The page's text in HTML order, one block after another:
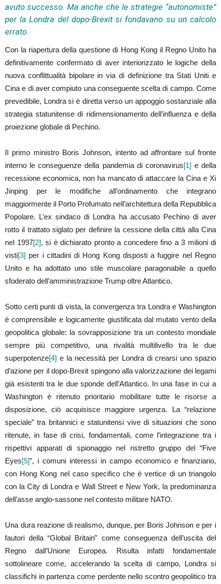
avuto successo. Ma anche che le strategie “autonomiste”
per la Londra del dopo-Brexit si fondavano su un calcolo
errato.
Con la riapertura della questione di Hong Kong il Regno Unito ha
definitivamente confermato di aver interiorizzato le logiche della
nuova conflittualità bipolare in via di definizione tra Stati Uniti e
Cina e di aver compiuto una conseguente scelta di campo. Come
prevedibile, Londra si è diretta verso un appoggio sostanziale alla
strategia statunitense di ridimensionamento dell’influenza e della
proiezione globale di Pechino.
Il primo ministro Boris Johnson, intento ad affrontare sul fronte
interno le conseguenze della pandemia di coronavirus[1]e della
recessione economica, non ha mancato di attaccare la Cina e Xi
Jinping per le modifiche all’ordinamento che integrano
maggiormente il Porto Profumato nell’architettura della Repubblica
Popolare. L’ex sindaco di Londra ha accusato Pechino di aver
rotto il trattato siglato per definire la cessione della città alla Cina
nel 1997[2], si è dichiarato pronto a concedere fino a 3 milioni di
visti[3] per i cittadini di Hong Kong disposti a fuggire nel Regno
Unito e ha adottato uno stile muscolare paragonabile a quello
sfoderato dell’amministrazione Trump oltre Atlantico.
Sotto certi punti di vista, la convergenza tra Londra e Washington
è comprensibile e logicamente giustificata dal mutato vento della
geopolitica globale: la sovrapposizione tra un contesto mondiale
sempre più competitivo, una rivalità multilivello tra le due
superpotenze[4] e la necessità per Londra di crearsi uno spazio
d’azione per il dopo-Brexit spingono alla valorizzazione dei legami
già esistenti tra le due sponde dell’Atlantico. In una fase in cui a
Washington è ritenuto prioritario mobilitare tutte le risorse a
disposizione, ciò acquisisce maggiore urgenza. La “relazione
speciale” tra britannici e statunitensi vive di situazioni che sono
ritenute, in fase di crisi, fondamentali, come l’integrazione tra i
rispettivi apparati di spionaggio nel ristretto gruppo del “Five
Eyes[5]”, i comuni interessi in campo economico e finanziario,
con Hong Kong nel caso specifico che è vertice di un triangolo
con la City di Londra e Wall Street e New York, la predominanza
dell’asse anglo-sassone nel contesto militare NATO.
Una dura reazione di realismo, dunque, per Boris Johnson e per i
fautori della “Global Britain” come conseguenza dell’uscita del
Regno dall’Unione Europea. Risulta infatti fondamentale
sottolineare come, accelerando la scelta di campo, Londra si
classifichi in partenza come perdente nello scontro geopolitico tra